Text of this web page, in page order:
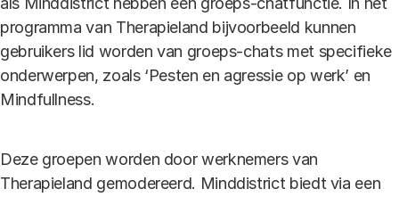
programma van Therapieland bijvoorbeeld kunnen
gebruikers lid worden van groeps-chats met specifieke
onderwerpen, zoals ‘Pesten en agressie op werk’ en
Mindfullness.
Deze groepen worden door werknemers van
Therapieland gemodereerd. Minddistrict biedt via een